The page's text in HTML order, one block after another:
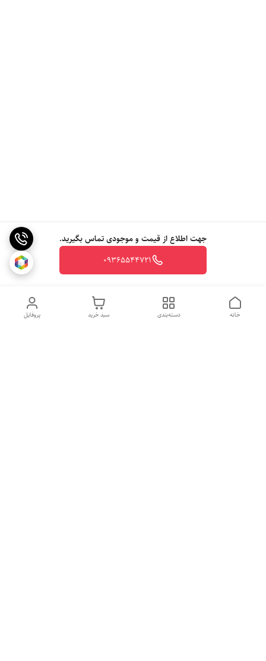
جهت اطلاع از قیمت و موجودی تماس بگیرید.
09365544721
پروفایل سبد خرید دسته‌بندی خانه